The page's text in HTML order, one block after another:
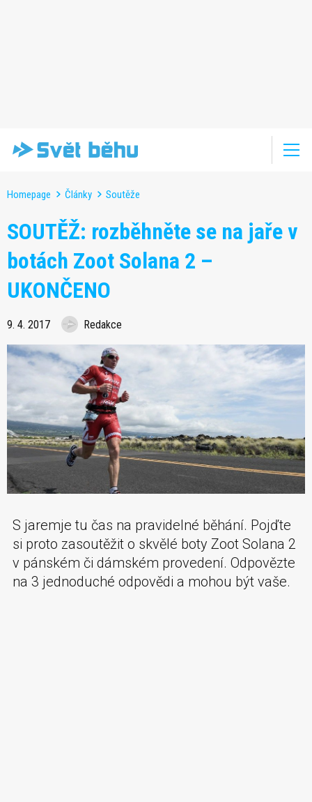
Homepage Články Soutěže
SOUTĚŽ: rozběhněte se na jaře v
botách Zoot Solana 2 –
UKONČENO
9. 4. 2017 Redakce
S jaremje tu čas na pravidelné běhání. Pojďte
si proto zasoutěžit o skvělé boty Zoot Solana 2
v pánském či dámském provedení. Odpovězte
na 3 jednoduché odpovědi a mohou být vaše.